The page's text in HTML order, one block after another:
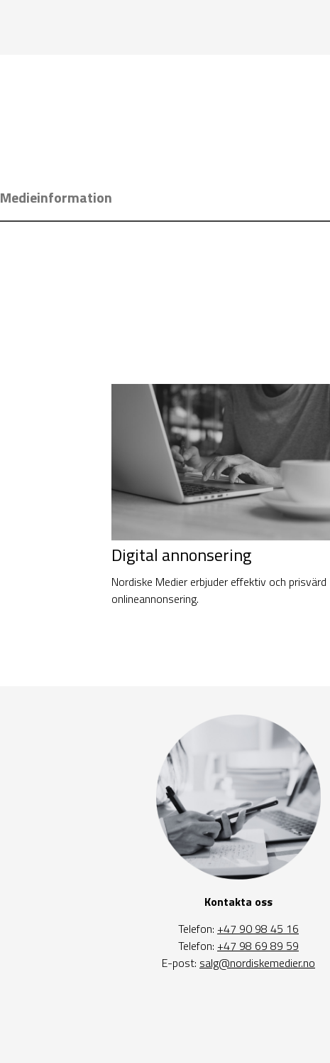
Medieinformation
Digital annonsering
Nordiske Medier erbjuder effektiv och prisvärd
onlineannonsering.
Kontakta oss
Telefon: +47 90 98 45 16
Telefon: +47 98 69 89 59
E-post: salg@nordiskemedier.no